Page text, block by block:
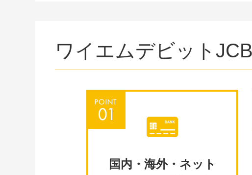
ワイエムデビット
国内・海外・ネット